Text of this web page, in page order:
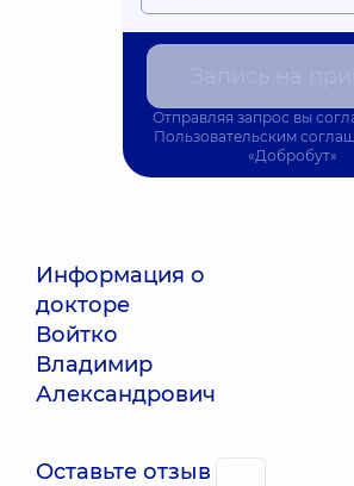
Информация о
докторе
Войтко
Владимир
Александрович
Оставьте отзыв
Отправляя запрос вы
Пользовательским
«Добробут»